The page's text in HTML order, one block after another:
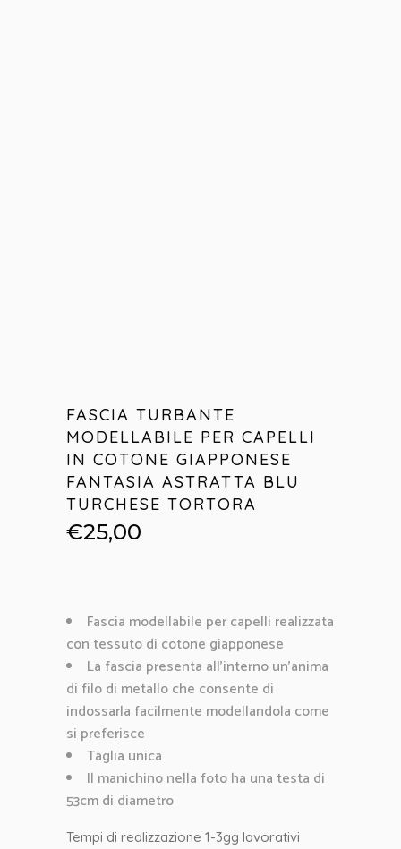
FASCIA TURBANTE
MODELLABILE PER CAPELLI
IN COTONE GIAPPONESE
FANTASIA ASTRATTA BLU
TURCHESE TORTORA
€25,00
Fascia modellabile per capelli realizzata
con tessuto di cotone giapponese
La fascia presenta all’interno un’anima
di filo di metallo che consente di
indossarla facilmente modellandola come
si preferisce
Taglia unica
Il manichino nella foto ha una testa di
53cm di diametro
Tempi di realizzazione 1-3gg lavorativi